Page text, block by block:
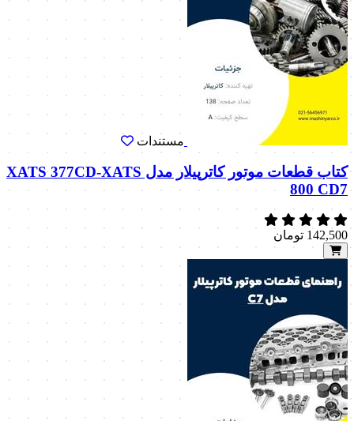
مستندات
کتاب قطعات موتور کاترپیلار مدل XATS 377CD-XATS
800 CD7
142,500 تومان